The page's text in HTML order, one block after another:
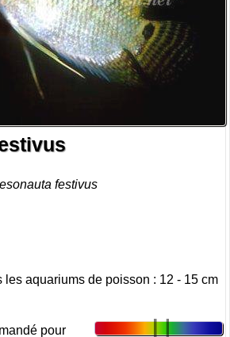
festivus
les aquariums de poisson : 12 - 15 cm
pour